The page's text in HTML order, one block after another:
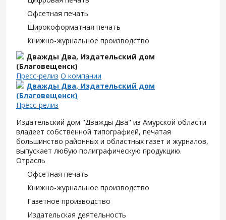
Офсетная печать
Широкоформатная печать
Книжно-журнальное производство
Дважды Два, Издательский дом
(Благовещенск)
Пресс-релиз О компании
Дважды Два, Издательский дом
(Благовещенск)
Пресс-релиз
Издательский дом "Дважды Два" из Амурской области
владеет собственной типографией, печатая
большинство районных и областных газет и журналов,
выпускает любую полиграфическую продукцию.
Отрасль
Офсетная печать
Книжно-журнальное производство
Газетное производство
Издательская деятельность